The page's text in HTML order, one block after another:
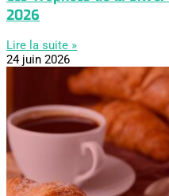
2026
Lire la suite »
24 juin 2026